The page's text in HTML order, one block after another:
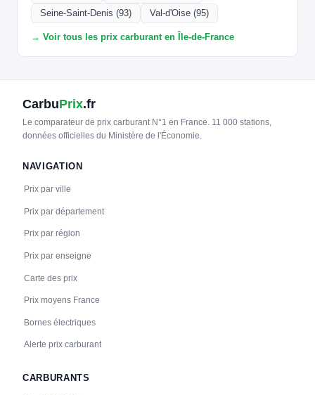
Seine-Saint-Denis (93)
Val-d'Oise (95)
→ Voir tous les prix carburant en Île-de-France
CarbuPrix.fr
Le comparateur de prix carburant N°1 en France. 11 000 stations,
données officielles du Ministère de l'Économie.
NAVIGATION
Prix par ville
Prix par département
Prix par région
Prix par enseigne
Carte des prix
Prix moyens France
Bornes électriques
Alerte prix carburant
CARBURANTS